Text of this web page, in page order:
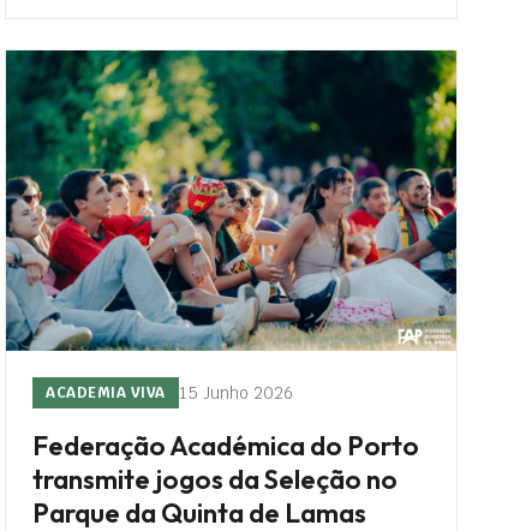
ACADEMIA VIVA 15 Junho 2026
Federação Académica do Porto
transmite jogos da Seleção no
Parque da Quinta de Lamas